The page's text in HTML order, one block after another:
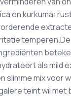
en kurkuma:
als mild
slimme mix voor
teint wil met